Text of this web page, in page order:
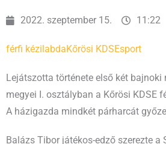
2022. szeptember 15. 11:22
férfi kézilabdaKőrösi KDSEsport
Lejátszotta története első két bajnoki
megyei I. osztályban a Kőrösi KDSE
A házigazda mindkét párharcát
Balázs Tibor játékos-edző szerezte a